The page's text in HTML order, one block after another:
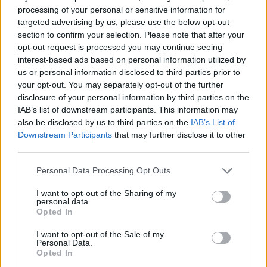
processing of your personal or sensitive information for
targeted advertising by us, please use the below opt-out
section to confirm your selection. Please note that after your
opt-out request is processed you may continue seeing
interest-based ads based on personal information utilized by
us or personal information disclosed to third parties prior to
your opt-out. You may separately opt-out of the further
disclosure of your personal information by third parties on the
IAB’s list of downstream participants. This information may
also be disclosed by us to third parties on the IAB’s List of
Downstream Participants that may further disclose it to other
Personal Data Processing Opt Outs
I want to opt-out of the Sharing of my
personal data.
Opted In
I want to opt-out of the Sale of my
Personal Data.
Opted In
Červenec 2012 na Ekolistu: Jak žít bez klimatizace a
jiné letní články
1.8.2012
Milé čtenářky a milí čtenáři,
byl jsem pověřen panem šéfredaktorem Ekolistu, abych sepsal
souhrn za minulý měsíc, protože pan šéfredaktor si právě bere
dovolenou a nemá na to kdy. Vím, proč jsem byl vybrán: zatímco
chatrné zbytky redakce dřely, já byl v červenci na dovolené,
dokonce dva týdny! Takže jsem jistě odpočatý a plný sil. Kdo se
někdy vrátil po dvou týdnech dovolené ví, jak to je.
Červen 2012 na Ekolistu: Diskusní fórum a Rio+20
Milé čtenářky a milí čtenáři,
venku je krásně a popravdě řečeno, bylo by hříchem sedět u
počítače. Přesto vás, kteří čtete Ekolist i o prázdninách, zůstává
novinkami a články, které by za uplynulý měsíc neměli
přehlédnout.
Květen 2012: Přírodní zahrady, nový nábytek ze
starých věcí a tvář Ekolistu
1.6.2012